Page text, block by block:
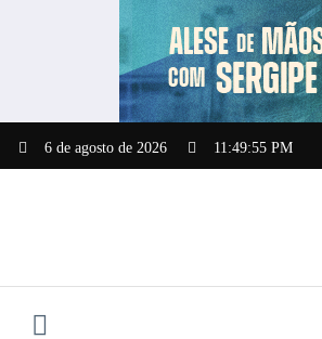
6 de agosto de 2026 11:49:56 PM